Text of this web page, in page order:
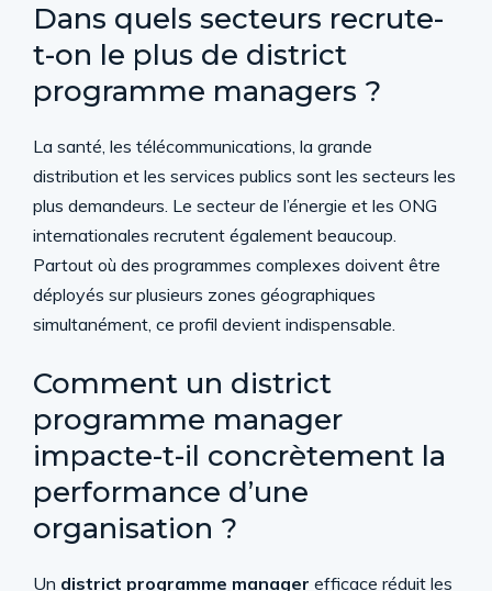
Dans quels secteurs recrute-
t-on le plus de district
programme managers ?
La santé, les télécommunications, la grande
distribution et les services publics sont les secteurs les
plus demandeurs. Le secteur de l’énergie et les ONG
internationales recrutent également beaucoup.
Partout où des programmes complexes doivent être
déployés sur plusieurs zones géographiques
simultanément, ce profil devient indispensable.
Comment un district
programme manager
impacte-t-il concrètement la
performance d’une
organisation ?
Un district programme manager efficace réduit les